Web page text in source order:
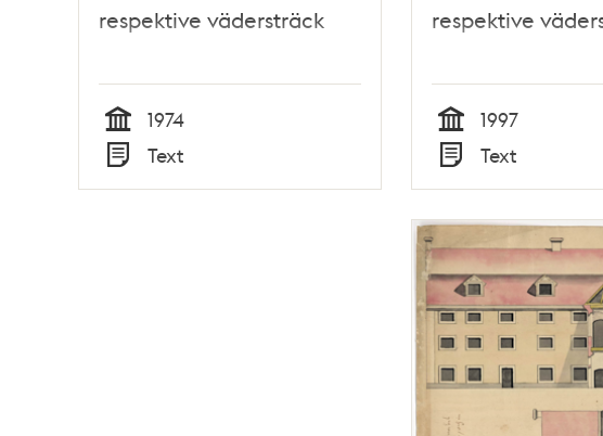
respektive vädersträck
Tid
1974
Typ
Text
respektive
Tid
1997
Typ
Text